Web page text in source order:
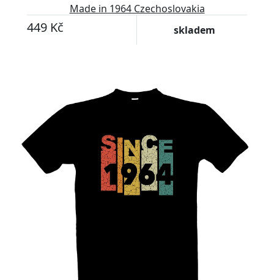
Made in 1964 Czechoslovakia
449 Kč skladem